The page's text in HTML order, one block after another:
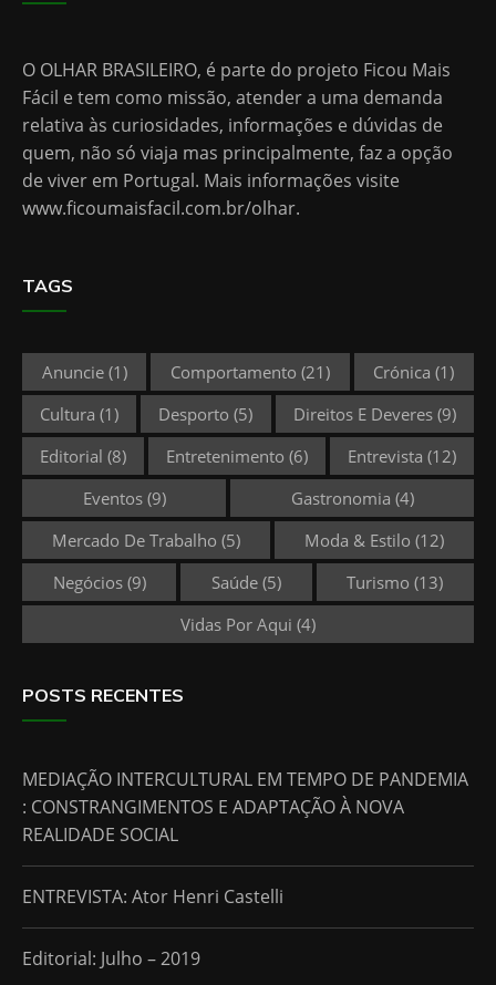
O OLHAR BRASILEIRO, é parte do projeto Ficou Mais
Fácil e tem como missão, atender a uma demanda
relativa às curiosidades, informações e dúvidas de
quem, não só viaja mas principalmente, faz a opção
de viver em Portugal. Mais informações visite
www.ficoumaisfacil.com.br/olhar.
TAGS
Anuncie(1) Comportamento (21) Crónica (1)
Cultura (1) Desporto (5) Direitos E Deveres(9)
Editorial (8) Entretenimento (6) Entrevista (12)
Eventos(9) Gastronomia (4)
Mercado De Trabalho (5) Moda & Estilo (12)
Negócios(9) Saúde(5) Turismo (13)
Vidas Por Aqui (4)
POSTS RECENTES
MEDIAÇÃO INTERCULTURAL EM TEMPO DE PANDEMIA
: CONSTRANGIMENTOS E ADAPTAÇÃO À NOVA
REALIDADE SOCIAL
ENTREVISTA: Ator Henri Castelli
Editorial: Julho – 2019